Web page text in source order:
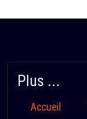
Plus ...
Accueil